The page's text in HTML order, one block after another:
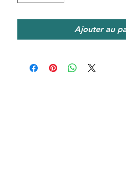
Ajouter au